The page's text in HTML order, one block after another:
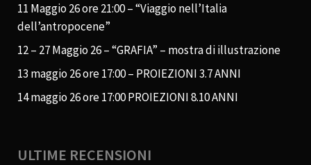
11 Maggio 26 ore 21:00 – “Viaggio nell’Italia
dell’antropocene”
12 – 27 Maggio 26 – “GRAFIA” – mostra di illustrazione
13 maggio 26 ore 17:00 – PROIEZIONI 3.7 ANNI
14 maggio 26 ore 17:00 PROIEZIONI 8.10 ANNI
ULTIME RECENSIONI